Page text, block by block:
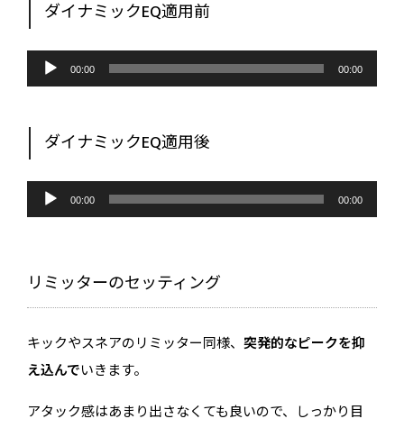
ダイナミックEQ適用前
音
プ
ヤ
00:00 00:00
ダイナミックEQ適用後
音
プ
00:00 00:00
リミッターのセッティング
キックやスネアのリミッター同様、突発的なピークを抑
え込んでいきます。
アタック感はあまり出さなくても良いので、しっかり目